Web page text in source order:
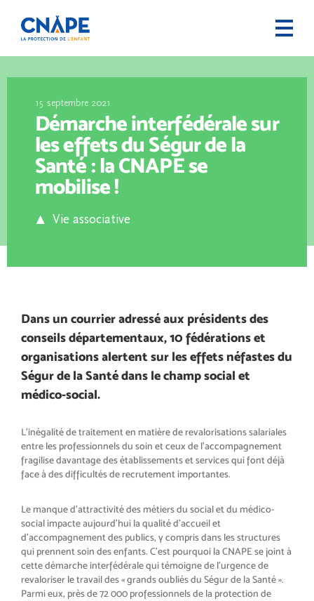
15 septembre 2021
Démarche interfédérale sur
les effets du Ségur de la
Santé : la CNAPE se
mobilise !
Vie associative
Dans un courrier adressé aux présidents des
conseils départementaux, 10 fédérations et
organisations alertent sur les effets néfastes du
Ségur de la Santé dans le champ social et
médico-social.
L’inégalité de traitement en matière de revalorisations salariales
entre les professionnels du soin et ceux de l’accompagnement
fragilise davantage des établissements et services qui font déjà
face à des difficultés de recrutement importantes.
Le manque d’attractivité des métiers du social et du médico-
social impacte aujourd’hui la qualité d’accueil et
d’accompagnement des publics, y compris dans les structures
qui prennent soin des enfants. C’est pourquoi la CNAPE se joint à
cette démarche interfédérale qui témoigne de l’urgence de
revaloriser le travail des « grands oubliés du Ségur de la Santé ».
Parmi eux, près de 72 000 professionnels de la protection de